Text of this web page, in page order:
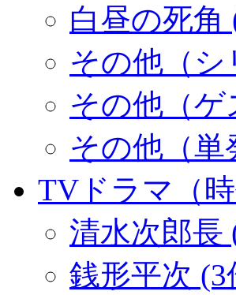
白昼の死角
その他（シ
その他（ゲ
その他（単
TVドラマ（
清水次郎長
銭形平次 (3